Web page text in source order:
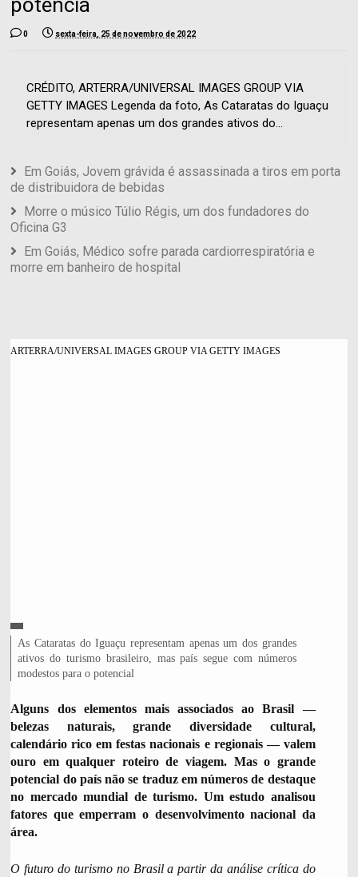
potencia
0 sexta-feira, 25 de novembro de 2022
CRÉDITO, ARTERRA/UNIVERSAL IMAGES GROUP VIA
GETTY IMAGES Legenda da foto, As Cataratas do Iguaçu
representam apenas um dos grandes ativos do...
Em Goiás, Jovem grávida é assassinada a tiros em porta
de distribuidora de bebidas
Morre o músico Túlio Régis, um dos fundadores do
Oficina G3
Em Goiás, Médico sofre parada cardiorrespiratória e
morre em banheiro de hospital
C
R
É
D
O
,
ARTERRA/UNIVERSAL IMAGES GROUP VIA GETTY IMAGES
L
e
g
n
d
a
d
a
f
o
t
As Cataratas do Iguaçu representam apenas um dos grandes
ativos do turismo brasileiro, mas país segue com números
modestos para o potencial
Alguns dos elementos mais associados ao Brasil —
belezas naturais, grande diversidade cultural,
calendário rico em festas nacionais e regionais — valem
ouro em qualquer roteiro de viagem. Mas o grande
potencial do país não se traduz em números de destaque
no mercado mundial de turismo. Um estudo analisou
fatores que emperram o desenvolvimento nacional da
área.
O futuro do turismo no Brasil a partir da análise crítica do